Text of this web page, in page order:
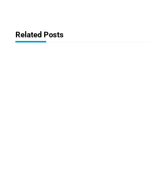
Related Posts